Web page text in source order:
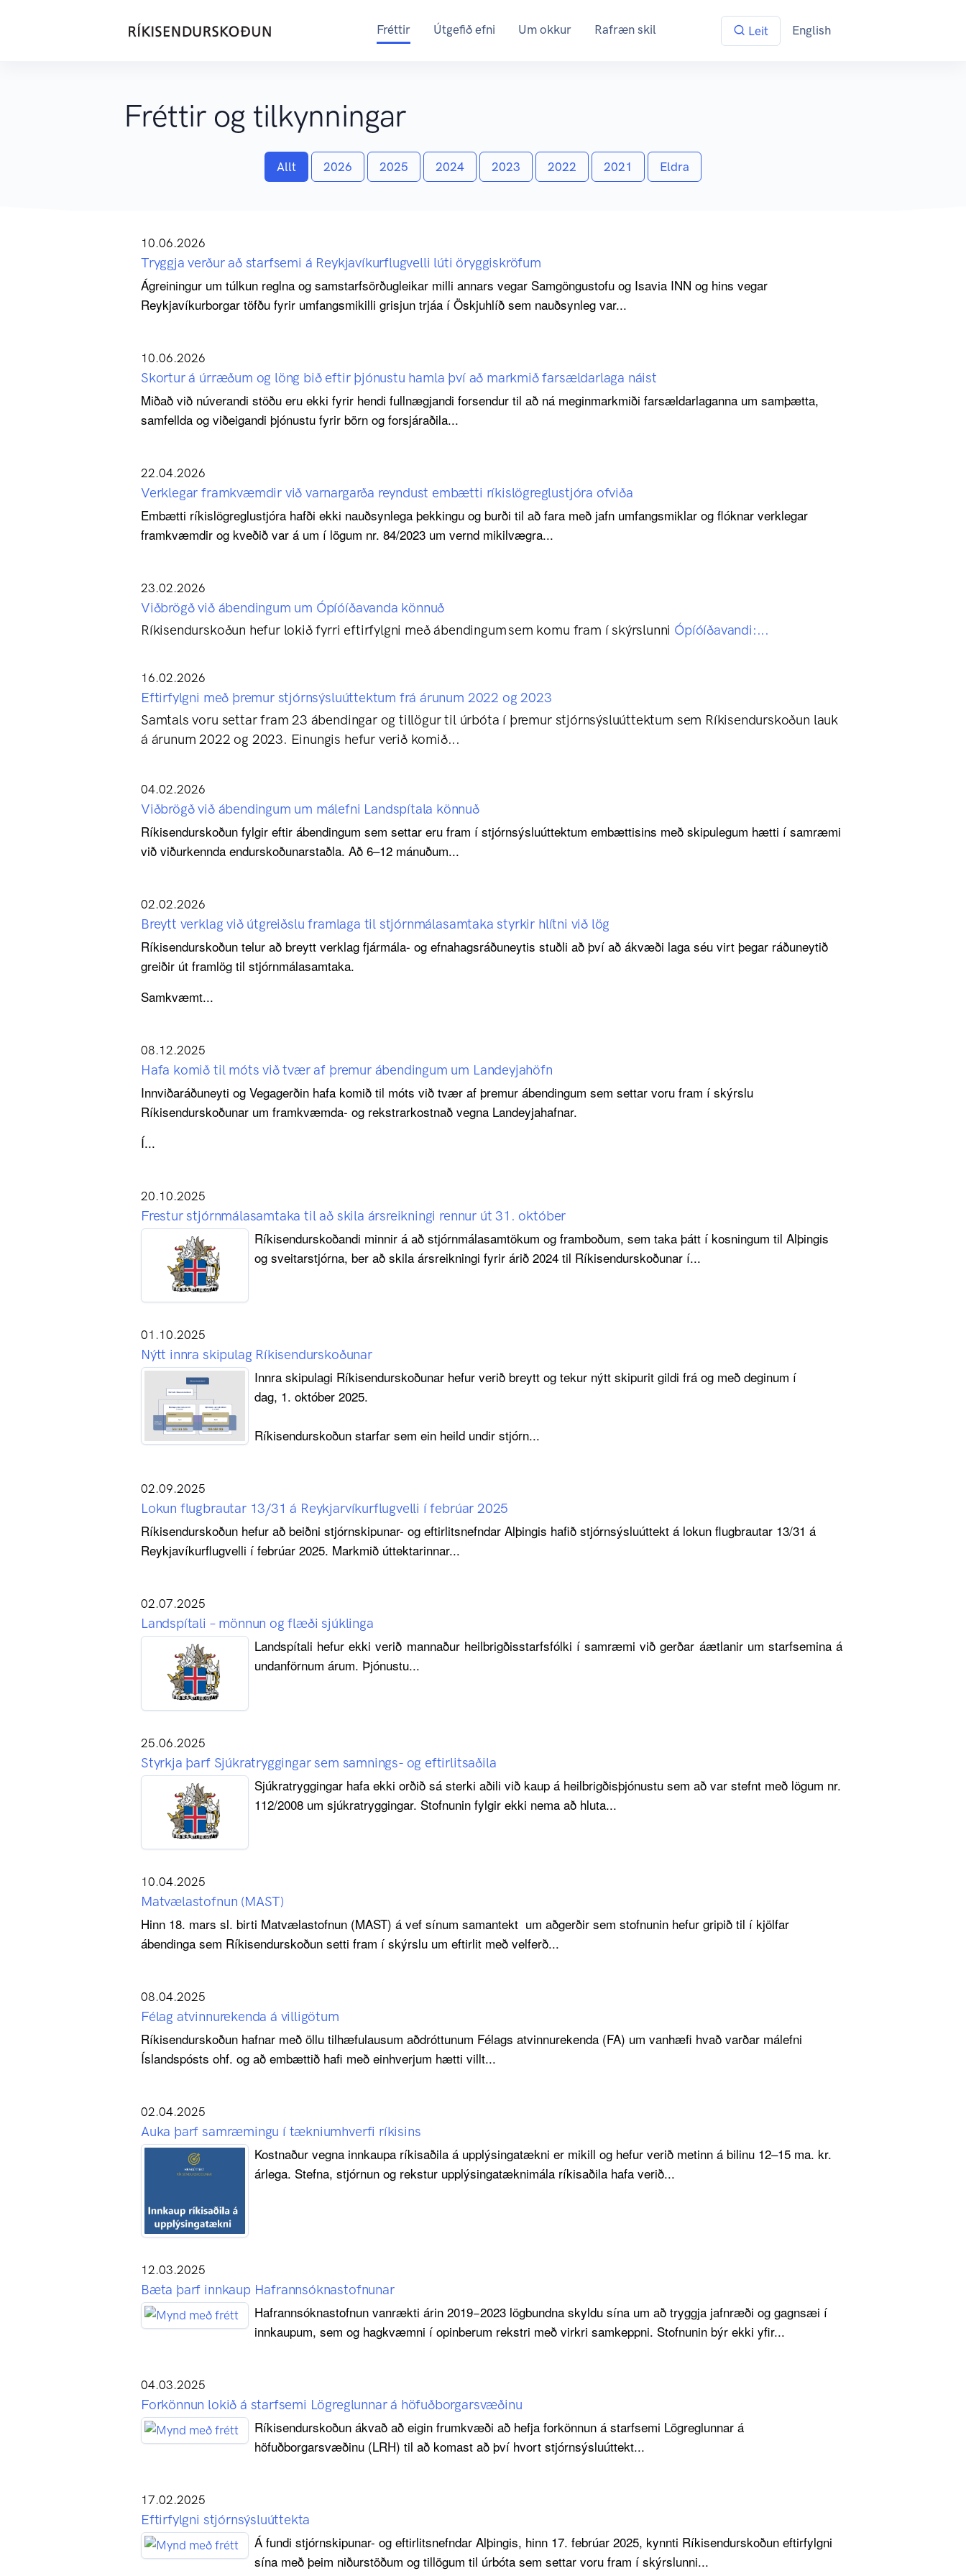
Fréttir Útgefið efni Um okkur Rafræn skil Leit English
Fréttir og tilkynningar
Allt 2026 2025 2024 2023 2022 2021 Eldra
10.06.2026
Tryggja verður að starfsemi á Reykjavíkurflugvelli lúti öryggiskröfum
Ágreiningur um túlkun reglna og samstarfsörðugleikar milli annars vegar Samgöngustofu og Isavia INN og hins vegar
Reykjavíkurborgar töfðu fyrir umfangsmikilli grisjun trjáa í Öskjuhlíð sem nauðsynleg var...
10.06.2026
Skortur á úrræðum og löng bið eftir þjónustu hamla því að markmið farsældarlaga náist
Miðað við núverandi stöðu eru ekki fyrir hendi fullnægjandi forsendur til að ná meginmarkmiði farsældarlaganna um samþætta,
samfellda og viðeigandi þjónustu fyrir börn og forsjáraðila...
22.04.2026
Verklegar framkvæmdir við varnargarða reyndust embætti ríkislögreglustjóra ofviða
Embætti ríkislögreglustjóra hafði ekki nauðsynlega þekkingu og burði til að fara með jafn umfangsmiklar og flóknar verklegar
framkvæmdir og kveðið var á um í lögum nr. 84/2023 um vernd mikilvægra...
23.02.2026
Viðbrögð við ábendingum um Ópíóíðavanda könnuð
Ríkisendurskoðun hefur lokið fyrri eftirfylgni með ábendingum sem komu fram í skýrslunni Ópíóíðavandi:...
16.02.2026
Eftirfylgni með þremur stjórnsýsluúttektum frá árunum 2022 og 2023
Samtals voru settar fram 23 ábendingar og tillögur til úrbóta í þremur stjórnsýsluúttektum sem Ríkisendurskoðun lauk
á árunum 2022 og 2023. Einungis hefur verið komið...
04.02.2026
Viðbrögð við ábendingum um málefni Landspítala könnuð
Ríkisendurskoðun fylgir eftir ábendingum sem settar eru fram í stjórnsýsluúttektum embættisins með skipulegum hætti í samræmi
við viðurkennda endurskoðunarstaðla. Að 6–12 mánuðum...
02.02.2026
Breytt verklag við útgreiðslu framlaga til stjórnmálasamtaka styrkir hlítni við lög
Ríkisendurskoðun telur að breytt verklag fjármála- og efnahagsráðuneytis stuðli að því að ákvæði laga séu virt þegar ráðuneytið
greiðir út framlög til stjórnmálasamtaka.
Samkvæmt...
08.12.2025
Hafa komið til móts við tvær af þremur ábendingum um Landeyjahöfn
Innviðaráðuneyti og Vegagerðin hafa komið til móts við tvær af þremur ábendingum sem settar voru fram í skýrslu
Ríkisendurskoðunar um framkvæmda- og rekstrarkostnað vegna Landeyjahafnar.
Í...
20.10.2025
Frestur stjórnmálasamtaka til að skila ársreikningi rennur út 31. október
Ríkisendurskoðandi minnir á að stjórnmálasamtökum og framboðum, sem taka þátt í kosningum til Alþingis
og sveitarstjórna, ber að skila ársreikningi fyrir árið 2024 til Ríkisendurskoðunar í...
01.10.2025
Nýtt innra skipulag Ríkisendurskoðunar
Innra skipulagi Ríkisendurskoðunar hefur verið breytt og tekur nýtt skipurit gildi frá og með deginum í
dag, 1. október 2025.
Ríkisendurskoðun starfar sem ein heild undir stjórn...
02.09.2025
Lokun flugbrautar 13/31 á Reykjarvíkurflugvelli í febrúar 2025
Ríkisendurskoðun hefur að beiðni stjórnskipunar- og eftirlitsnefndar Alþingis hafið stjórnsýsluúttekt á lokun flugbrautar 13/31 á
Reykjavíkurflugvelli í febrúar 2025. Markmið úttektarinnar...
02.07.2025
Landspítali – mönnun og flæði sjúklinga
Landspítali hefur ekki verið mannaður heilbrigðisstarfsfólki í samræmi við gerðar áætlanir um starfsemina á
undanförnum árum. Þjónustu...
25.06.2025
Styrkja þarf Sjúkratryggingar sem samnings- og eftirlitsaðila
Sjúkratryggingar hafa ekki orðið sá sterki aðili við kaup á heilbrigðisþjónustu sem að var stefnt með lögum nr.
112/2008 um sjúkratryggingar. Stofnunin fylgir ekki nema að hluta...
10.04.2025
Matvælastofnun (MAST)
Hinn 18. mars sl. birti Matvælastofnun (MAST) á vef sínum samantekt um aðgerðir sem stofnunin hefur gripið til í kjölfar
ábendinga sem Ríkisendurskoðun setti fram í skýrslu um eftirlit með velferð...
08.04.2025
Félag atvinnurekenda á villigötum
Ríkisendurskoðun hafnar með öllu tilhæfulausum aðdróttunum Félags atvinnurekenda (FA) um vanhæfi hvað varðar málefni
Íslandspósts ohf. og að embættið hafi með einhverjum hætti villt...
02.04.2025
Auka þarf samræmingu í tækniumhverfi ríkisins
Kostnaður vegna innkaupa ríkisaðila á upplýsingatækni er mikill og hefur verið metinn á bilinu 12–15 ma. kr.
árlega. Stefna, stjórnun og rekstur upplýsingatæknimála ríkisaðila hafa verið...
12.03.2025
Bæta þarf innkaup Hafrannsóknastofnunar
Hafrannsóknastofnun vanrækti árin 2019−2023 lögbundna skyldu sína um að tryggja jafnræði og gagnsæi í
innkaupum, sem og hagkvæmni í opinberum rekstri með virkri samkeppni. Stofnunin býr ekki yfir...
04.03.2025
Forkönnun lokið á starfsemi Lögreglunnar á höfuðborgarsvæðinu
Ríkisendurskoðun ákvað að eigin frumkvæði að hefja forkönnun á starfsemi Lögreglunnar á
höfuðborgarsvæðinu (LRH) til að komast að því hvort stjórnsýsluúttekt...
17.02.2025
Eftirfylgni stjórnsýsluúttekta
Á fundi stjórnskipunar- og eftirlitsnefndar Alþingis, hinn 17. febrúar 2025, kynnti Ríkisendurskoðun eftirfylgni
sína með þeim niðurstöðum og tillögum til úrbóta sem settar voru fram í skýrslunni...